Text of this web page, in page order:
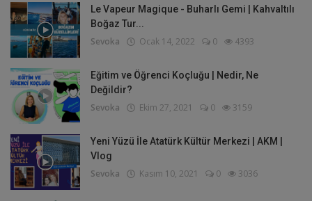
Le Vapeur Magique - Buharlı Gemi | Kahvaltılı
Boğaz Tur...
Sevoka Ocak 14, 2022 0 4393
Eğitim ve Öğrenci Koçluğu | Nedir, Ne
Değildir?
Sevoka Ekim 27, 2021 0 3159
Yeni Yüzü İle Atatürk Kültür Merkezi | AKM |
Vlog
Sevoka Kasım 10, 2021 0 3036